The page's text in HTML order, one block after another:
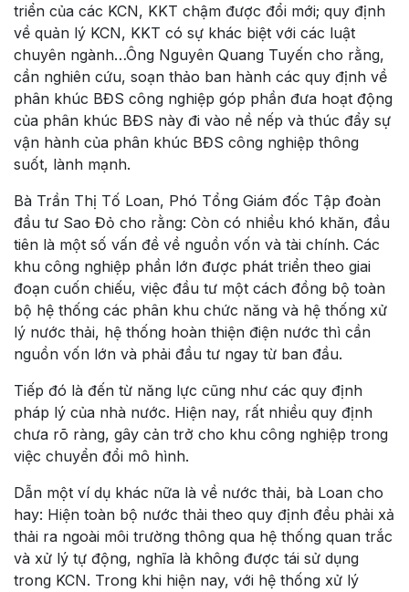
triển của các KCN, KKT chậm được đổi mới; quy định
về quản lý KCN, KKT có sự khác biệt với các luật
chuyên ngành…Ông Nguyên Quang Tuyến cho rằng,
cần nghiên cứu, soạn thảo ban hành các quy định về
phân khúc BĐS công nghiệp góp phần đưa hoạt động
của phân khúc BĐS này đi vào nề nếp và thúc đẩy sự
vận hành của phân khúc BĐS công nghiệp thông
suốt, lành mạnh.
Bà Trần Thị Tố Loan, Phó Tổng Giám đốc Tập đoàn
đầu tư Sao Đỏ cho rằng: Còn có nhiều khó khăn, đầu
tiên là một số vấn đề về nguồn vốn và tài chính. Các
khu công nghiệp phần lớn được phát triển theo giai
đoạn cuốn chiếu, việc đầu tư một cách đồng bộ toàn
bộ hệ thống các phân khu chức năng và hệ thống xử
lý nước thải, hệ thống hoàn thiện điện nước thì cần
nguồn vốn lớn và phải đầu tư ngay từ ban đầu.
Tiếp đó là đến từ năng lực cũng như các quy định
pháp lý của nhà nước. Hiện nay, rất nhiều quy định
chưa rõ ràng, gây cản trở cho khu công nghiệp trong
việc chuyển đổi mô hình.
Dẫn một ví dụ khác nữa là về nước thải, bà Loan cho
hay: Hiện toàn bộ nước thải theo quy định đều phải xả
thải ra ngoài môi trường thông qua hệ thống quan trắc
và xử lý tự động, nghĩa là không được tái sử dụng
trong KCN. Trong khi hiện nay, với hệ thống xử lý